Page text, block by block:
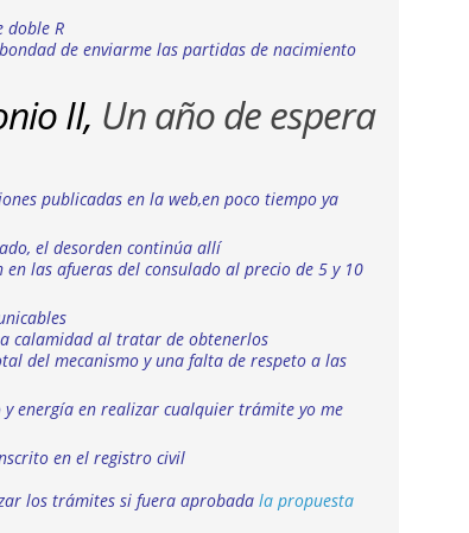
doble R
de enviarme las partidas de nacimiento
II, Un año de espera
publicadas en la web,en poco tiempo ya
el desorden continúa allí
las afueras del consulado al precio de 5 y 10
calamidad al tratar de obtenerlos
del mecanismo y una falta de respeto a las
y energía en realizar cualquier trámite yo me
en el registro civil
los trámites si fuera aprobada la propuesta